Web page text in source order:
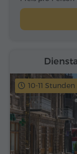
10-11 Stunden